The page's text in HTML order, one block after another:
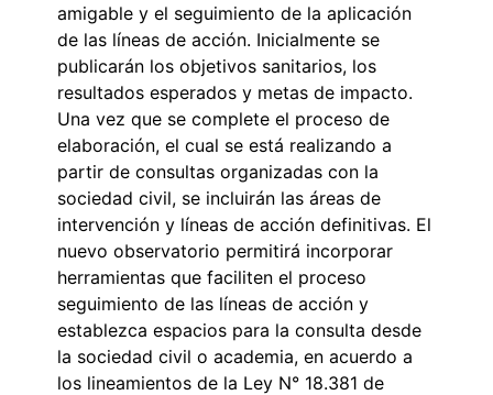
amigable y el seguimiento de la aplicación
de las líneas de acción. Inicialmente se
publicarán los objetivos sanitarios, los
resultados esperados y metas de impacto.
Una vez que se complete el proceso de
elaboración, el cual se está realizando a
partir de consultas organizadas con la
sociedad civil, se incluirán las áreas de
intervención y líneas de acción definitivas. El
nuevo observatorio permitirá incorporar
herramientas que faciliten el proceso
seguimiento de las líneas de acción y
establezca espacios para la consulta desde
la sociedad civil o academia, en acuerdo a
los lineamientos de la Ley N° 18.381 de